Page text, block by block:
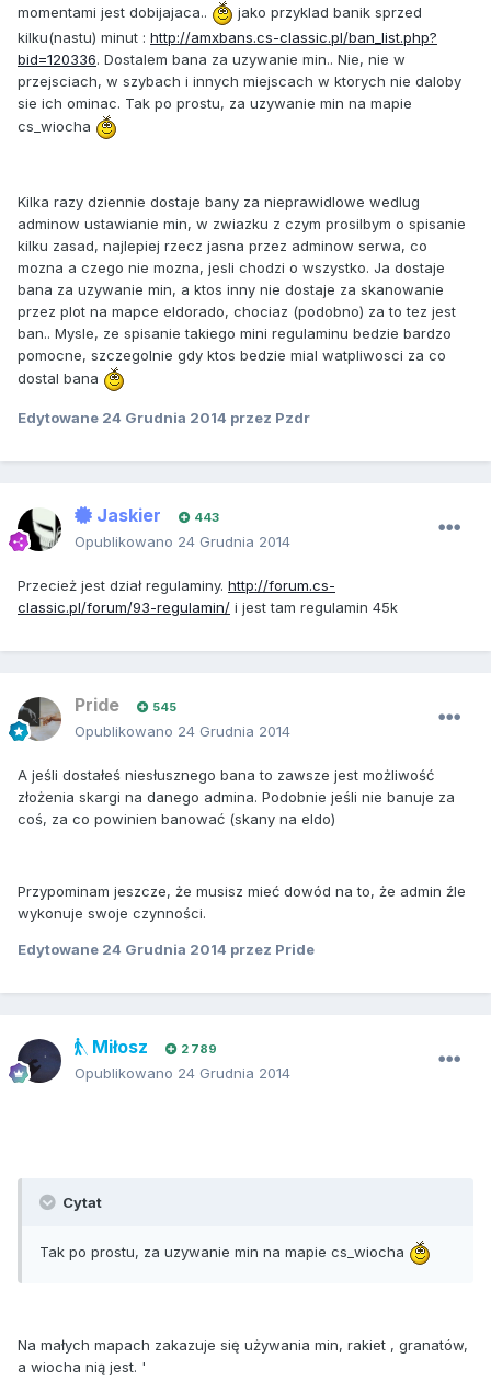
momentami jest dobijajaca..
jako przyklad banik sprzed
kilku(nastu) minut : http://amxbans.cs-classic.pl/ban_list.php?
bid=120336. Dostalem bana za uzywanie min.. Nie, nie w
przejsciach, w szybach i innych miejscach w ktorych nie daloby
sie ich ominac. Tak po prostu, za uzywanie min na mapie
cs_wiocha
Kilka razy dziennie dostaje bany za nieprawidlowe wedlug
adminow ustawianie min, w zwiazku z czym prosilbym o spisanie
kilku zasad, najlepiej rzecz jasna przez adminow serwa, co
mozna a czego nie mozna, jesli chodzi o wszystko. Ja dostaje
bana za uzywanie min, a ktos inny nie dostaje za skanowanie
przez plot na mapce eldorado, chociaz (podobno) za to tez jest
ban.. Mysle, ze spisanie takiego mini regulaminu bedzie bardzo
pomocne, szczegolnie gdy ktos bedzie mial watpliwosci za co
dostal bana
Edytowane 24 Grudnia 2014 przez Pzdr
Jaskier 443
Opublikowano 24 Grudnia 2014
Przecież jest dział regulaminy. http://forum.cs-
classic.pl/forum/93-regulamin/ i jest tam regulamin 45k
Pride 545
Opublikowano 24 Grudnia 2014
A jeśli dostałeś niesłusznego bana to zawsze jest możliwość
złożenia skargi na danego admina. Podobnie jeśli nie banuje za
coś, za co powinien banować (skany na eldo)
Przypominam jeszcze, że musisz mieć dowód na to, że admin źle
wykonuje swoje czynności.
Edytowane 24 Grudnia 2014 przez Pride
Miłosz 2 789
Opublikowano 24 Grudnia 2014
Cytat
Tak po prostu, za uzywanie min na mapie cs_wiocha
Na małych mapach zakazuje się używania min, rakiet , granatów,
a wiocha nią jest. '